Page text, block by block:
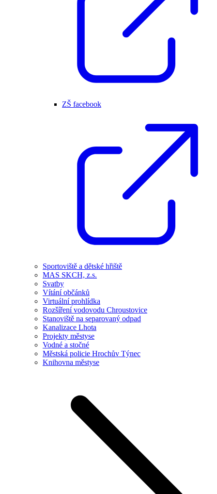
ZŠ facebook
Sportoviště a dětské hřiště
MAS SKCH, z.s.
Svatby
Vítání občánků
Virtuální prohlídka
Rozšíření vodovodu Chroustovice
Stanoviště na separovaný odpad
Kanalizace Lhota
Projekty městyse
Vodné a stočné
Městská policie Hrochův Týnec
Knihovna městyse